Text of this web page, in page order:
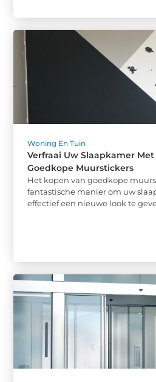
Woning En Tuin
Verfraai Uw Slaapkamer
Goedkope Muurstickers
Het kopen van goedkope
fantastische manier om uw
effectief een nieuwe look te